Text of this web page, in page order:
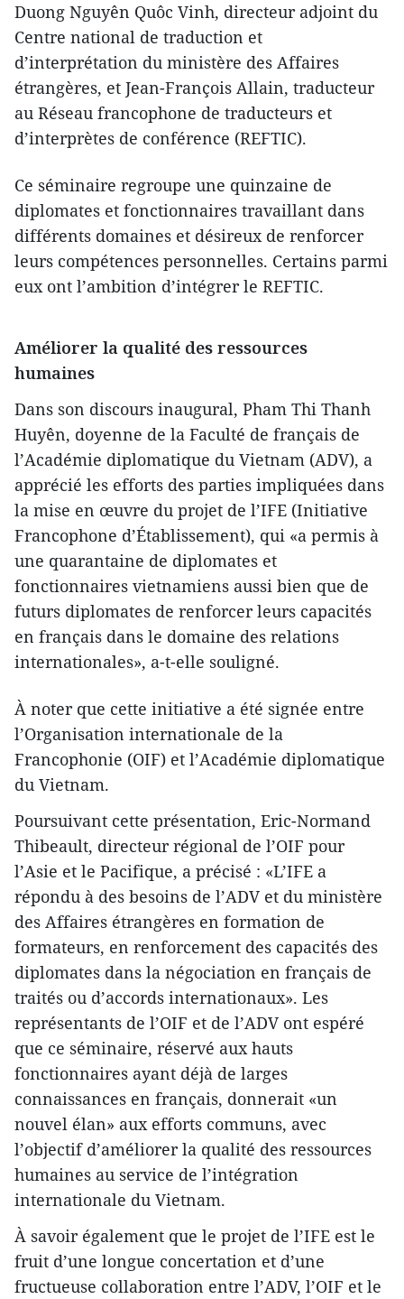
Duong Nguyên Quôc Vinh, directeur adjoint du
Centre national de traduction et
d’interprétation du ministère des Affaires
étrangères, et Jean-François Allain, traducteur
au Réseau francophone de traducteurs et
d’interprètes de conférence (REFTIC).
Ce séminaire regroupe une quinzaine de
diplomates et fonctionnaires travaillant dans
différents domaines et désireux de renforcer
leurs compétences personnelles. Certains parmi
eux ont l’ambition d’intégrer le REFTIC.
Améliorer la qualité des ressources
humaines
Dans son discours inaugural, Pham Thi Thanh
Huyên, doyenne de la Faculté de français de
l’Académie diplomatique du Vietnam (ADV), a
apprécié les efforts des parties impliquées dans
la mise en œuvre du projet de l’IFE (Initiative
Francophone d’Établissement), qui «a permis à
une quarantaine de diplomates et
fonctionnaires vietnamiens aussi bien que de
futurs diplomates de renforcer leurs capacités
en français dans le domaine des relations
internationales», a-t-elle souligné.
À noter que cette initiative a été signée entre
l’Organisation internationale de la
Francophonie (OIF) et l’Académie diplomatique
du Vietnam.
Poursuivant cette présentation, Eric-Normand
Thibeault, directeur régional de l’OIF pour
l’Asie et le Pacifique, a précisé : «L’IFE a
répondu à des besoins de l’ADV et du ministère
des Affaires étrangères en formation de
formateurs, en renforcement des capacités des
diplomates dans la négociation en français de
traités ou d’accords internationaux». Les
représentants de l’OIF et de l’ADV ont espéré
que ce séminaire, réservé aux hauts
fonctionnaires ayant déjà de larges
connaissances en français, donnerait «un
nouvel élan» aux efforts communs, avec
l’objectif d’améliorer la qualité des ressources
humaines au service de l’intégration
internationale du Vietnam.
À savoir également que le projet de l’IFE est le
fruit d’une longue concertation et d’une
fructueuse collaboration entre l’ADV, l’OIF et le